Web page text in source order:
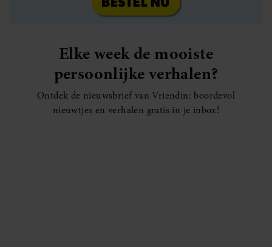
Elke week de mooiste
persoonlijke verhalen?
Ontdek de nieuwsbrief van Vriendin: boordevol
nieuwtjes en verhalen gratis in je inbox!